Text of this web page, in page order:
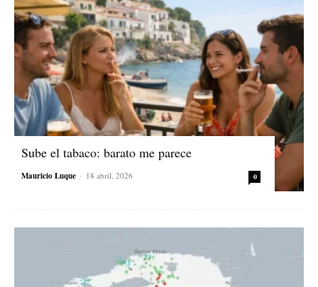
Sube el tabaco: barato me parece
Mauricio Luque - 18 abril, 2026 0